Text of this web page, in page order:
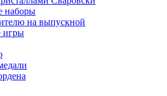
наборы
на выпускной
игры